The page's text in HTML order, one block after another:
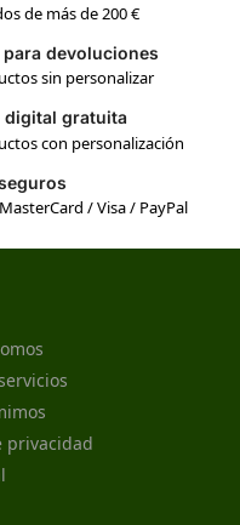
de más de 200 €
para devoluciones
sin personalizar
digital gratuita
con personalización
/ Visa / PayPal
privacidad